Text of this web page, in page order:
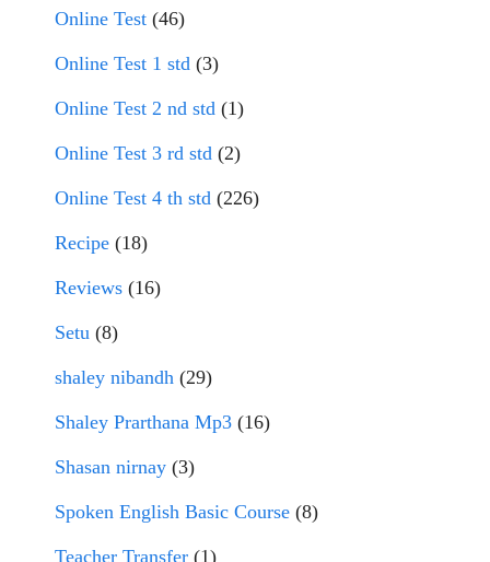
Online Test (46)
Online Test 1 std (3)
Online Test 2 nd std (1)
Online Test 3 rd std (2)
Online Test 4 th std (226)
Recipe (18)
Reviews (16)
Setu (8)
shaley nibandh (29)
Shaley Prarthana Mp3 (16)
Shasan nirnay (3)
Spoken English Basic Course (8)
Teacher Transfer (1)